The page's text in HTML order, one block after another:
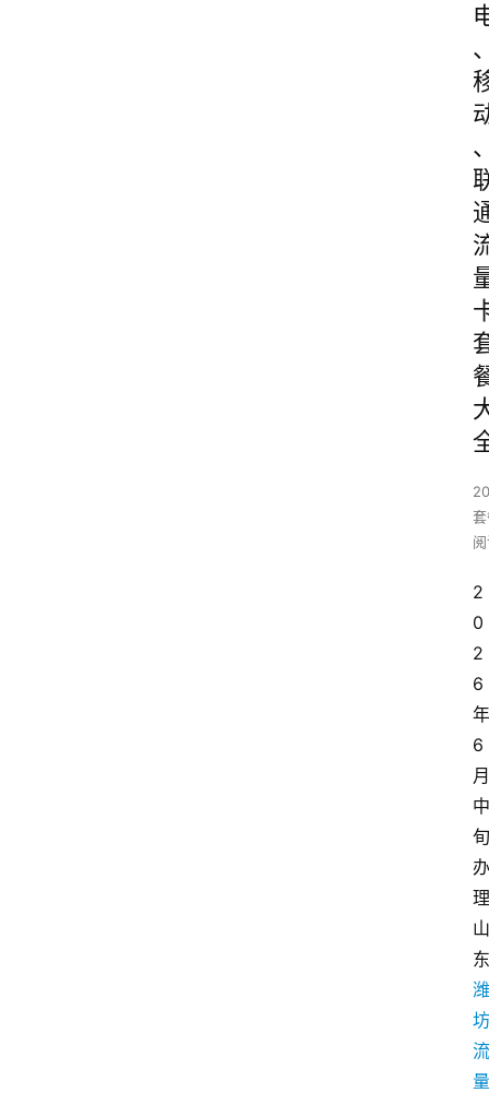
2
0
2
6
年
6
月
中
旬
办
理
山
东
潍
坊
流
量